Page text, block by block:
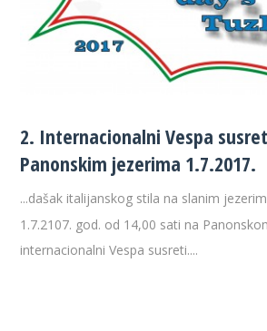
2. Internacionalni Vespa
Panonskim jezerima 1.7.2017.
...dašak italijanskog stila na slanim
1.7.2107. god. od 14,00 sati na
internacionalni Vespa susreti....